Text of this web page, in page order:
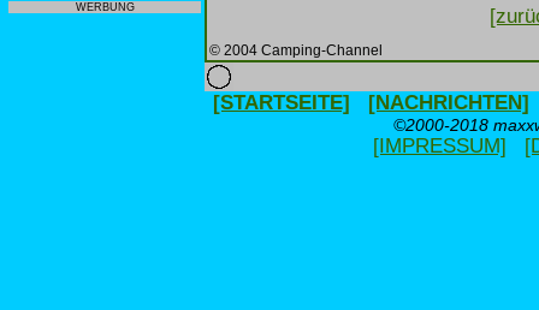
WERBUNG
© 2004 Camping-Channel
[STARTSEITE] [NACHRICHTEN]
©2000-2018
[IMPRESSUM]